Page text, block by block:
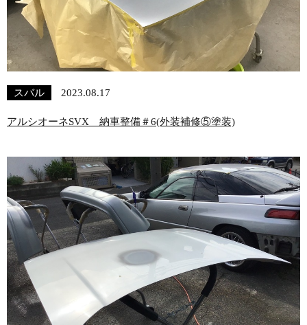
スバル 2023.08.17
アルシオーネSVX 納車整備＃6(外装補修⑤塗装)